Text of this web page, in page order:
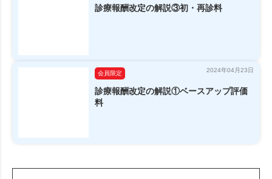
診療報酬改定の解説③初・再診料
会員限定 2024年04月23日
診療報酬改定の解説①ベースアップ評価
料